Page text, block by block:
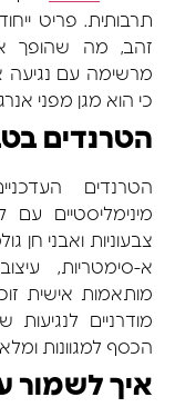
זהב, מה שהופך
מרשימה עם נגיעה
כי הוא מגן מפני
הטרנדים
הטרנדים
מינימליסטיים עם
צבעוניות ואבני חן
א-סימטריות,
מותאמות אישית
מודרניים
הכסף למגוונות
איך לשמור